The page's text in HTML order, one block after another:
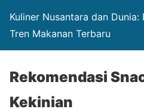
Kuliner Nusantara dan Dunia:
Tren Makanan Terbaru
Rekomendasi
Kekinian